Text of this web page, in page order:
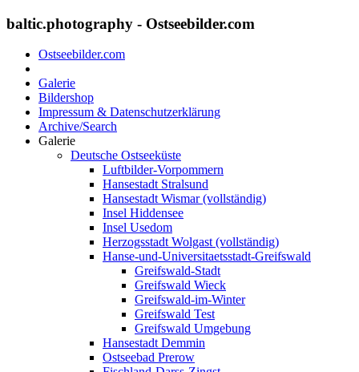
baltic.photography - Ostseebilder.com
Ostseebilder.com
Galerie
Bildershop
Impressum & Datenschutzerklärung
Archive/Search
Galerie
Deutsche Ostseeküste
Luftbilder-Vorpommern
Hansestadt Stralsund
Hansestadt Wismar (vollständig)
Insel Hiddensee
Insel Usedom
Herzogsstadt Wolgast (vollständig)
Hanse-und-Universitaetsstadt-Greifswald
Greifswald-Stadt
Greifswald Wieck
Greifswald-im-Winter
Greifswald Test
Greifswald Umgebung
Hansestadt Demmin
Ostseebad Prerow